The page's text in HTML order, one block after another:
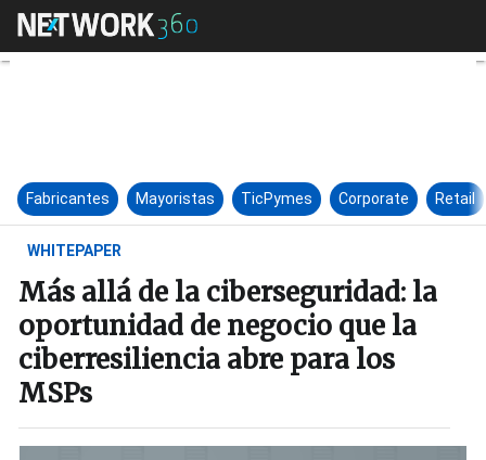
Más allá de la
Fabricantes Mayoristas TicPymes Corporate Retail
WHITEPAPER
Más allá de la ciberseguridad: la
oportunidad de negocio que la
ciberresiliencia abre para los
MSPs